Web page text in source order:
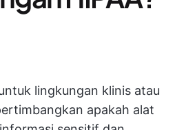
lingkungan klinis atau
apakah alat